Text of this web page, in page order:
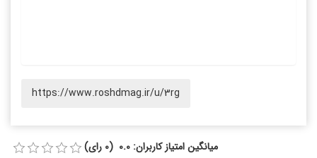
https://www.roshdmag.ir/u/3rg
میانگین امتیاز کاربران: 0.0 (0 رای)